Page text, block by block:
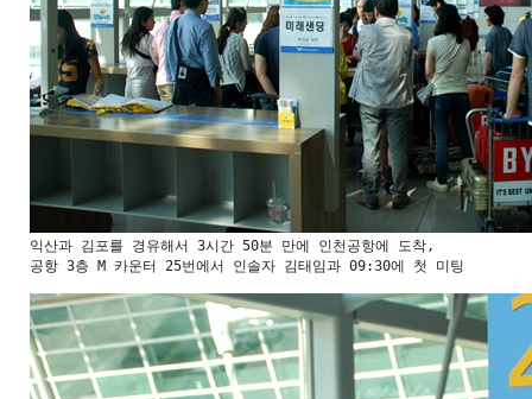
익산과 김포를 경유해서 3시간 50분 만에 인천공항에 도착,
공항 3층 M 카운터 25번에서 인솔자 김태임과 09:30에 첫 미팅